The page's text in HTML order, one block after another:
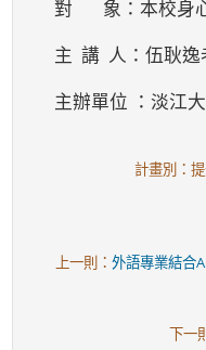
對 象：本校身
主 講 人：伍耿逸
主辦單位 ：淡江
計畫別：
上一則：外語專業結合
下一